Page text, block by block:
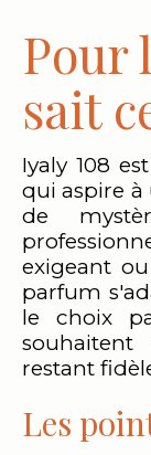
Pour
sait
Iyaly 108
qui aspire
de
exigeant
parfum
le choix
restant
Les